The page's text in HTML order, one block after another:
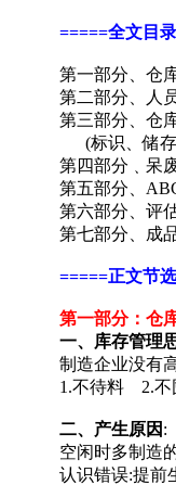
=====全文目
第一部分、仓
第二部分、人
第三部分、仓
(标识、储存
第四部分﹑呆
第五部分、
第六部分、评
第七部分、成
=====正文节
第一部分：仓
一、库存管理
制造企业没有
1.不待料 2.
二、产生原因 :
空闲时多制造
认识错误:提前